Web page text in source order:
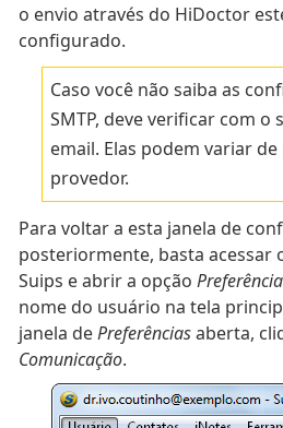
o envio através do HiDoctor
configurado.
Caso você não saiba as
SMTP, deve verificar com o
email. Elas podem variar
provedor.
Para voltar a esta janela de
posteriormente, basta acessar
Suips e abrir a opção
nome do usuário na tela
janela dePreferênciasaberta,
Comunicação.